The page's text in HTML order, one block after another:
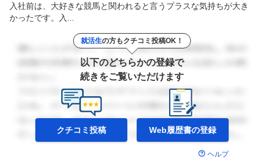
入社前は、大好きな競馬と関われると言うプラスな気持ちが大き
かったです。入...
就活生の方もクチコミ投稿OK！
以下のどちらかの登録で
続きをご覧いただけます
クチコミ投稿 Web履歴書の登録
ヘルプ